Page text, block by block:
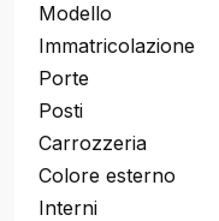
Modello
Immatricolazione
Porte
Posti
Carrozzeria
Colore esterno
Interni